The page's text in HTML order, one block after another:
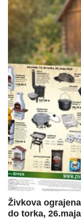
Živkova
do torka,